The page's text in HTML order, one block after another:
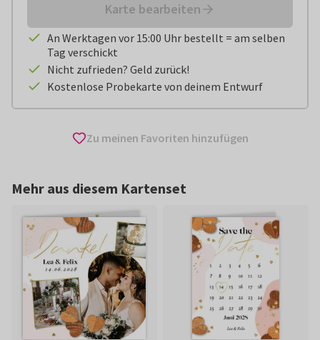
Karte bearbeiten
An Werktagen vor 15:00 Uhr bestellt = am selben
Tag verschickt
Nicht zufrieden? Geld zurück!
Kostenlose Probekarte von deinem Entwurf
Zu meinen Favoriten hinzufügen
Mehr aus diesem Kartenset